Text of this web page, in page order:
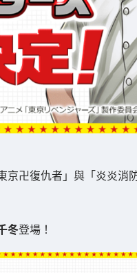
卍復仇者」與「炎炎消
冬登場！